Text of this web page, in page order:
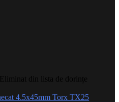
Eliminat din lista de dorințe